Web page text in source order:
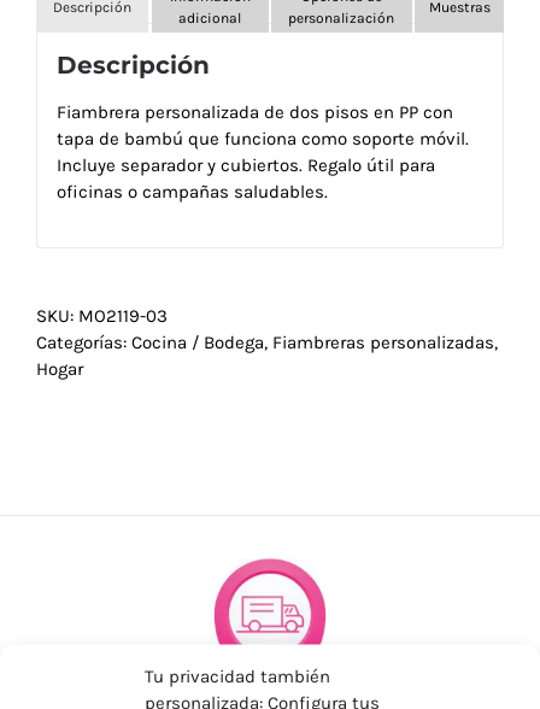
Tu privacidad también
personalizada: Configura tus
Descripción
adicional
personalización
Muestras
Descripción
Fiambrera personalizada de dos pisos en PP con
tapa de bambú que funciona como soporte móvil.
Incluye separador y cubiertos. Regalo útil para
oficinas o campañas saludables.
SKU: MO2119-03
Categorías: Cocina / Bodega, Fiambreras personalizadas,
Hogar